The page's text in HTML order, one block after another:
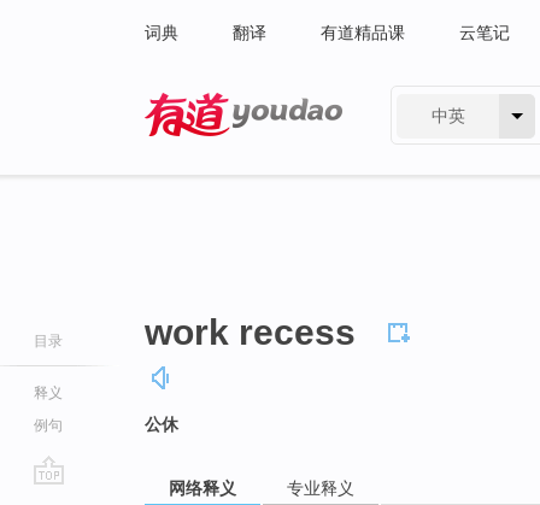
词典 翻译 有道精品课 云笔记
中英
目录
释义
例句
work recess
公休
网络释义 专业释义